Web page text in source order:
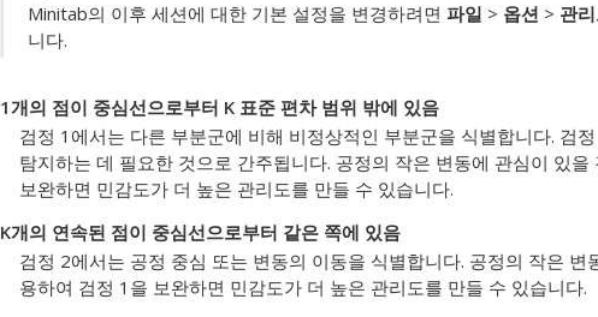
Minitab의 이후 세션에 대한 기본 설정을 변경하려면 파일 > 옵션 > 관
니다.
1개의 점이 중심선으로부터 K 표준 편차 범위 밖에 있음
검정 1에서는 다른 부분군에 비해 비정상적인 부분군을 식별합니다. 검
탐지하는 데 필요한 것으로 간주됩니다. 공정의 작은 변동에 관심이 있
보완하면 민감도가 더 높은 관리도를 만들 수 있습니다.
K개의 연속된 점이 중심선으로부터 같은 쪽에 있음
검정 2에서는 공정 중심 또는 변동의 이동을 식별합니다. 공정의 작은 변
용하여 검정 1을 보완하면 민감도가 더 높은 관리도를 만들 수 있습니다.